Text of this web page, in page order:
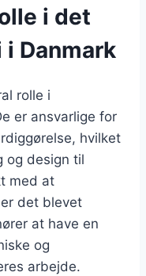
i det
Danmark
rolle i
er ansvarlige for
hvilket
og design til
med at
det blevet
at have en
og
arbejde.